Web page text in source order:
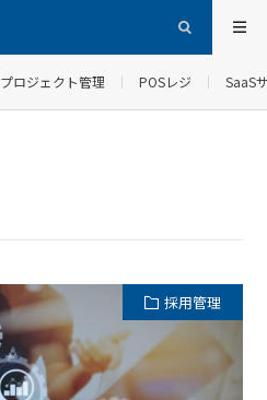
プロジェクト管理 POSレジ SaaS
採用管理